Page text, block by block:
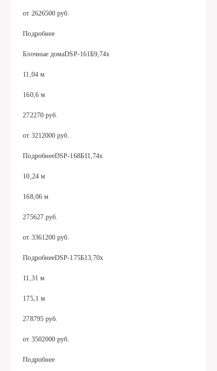
от 2626500 руб.
Подробнее
Блочные домаDSP-161Б9,74х
11,04 м
160,6 м
272270 руб.
от 3212000 руб.
ПодробнееDSP-168Б11,74х
10,24 м
168,06 м
275627 руб.
от 3361200 руб.
ПодробнееDSP-175Б13,70х
11,31 м
175,1 м
278795 руб.
от 3502000 руб.
Подробнее